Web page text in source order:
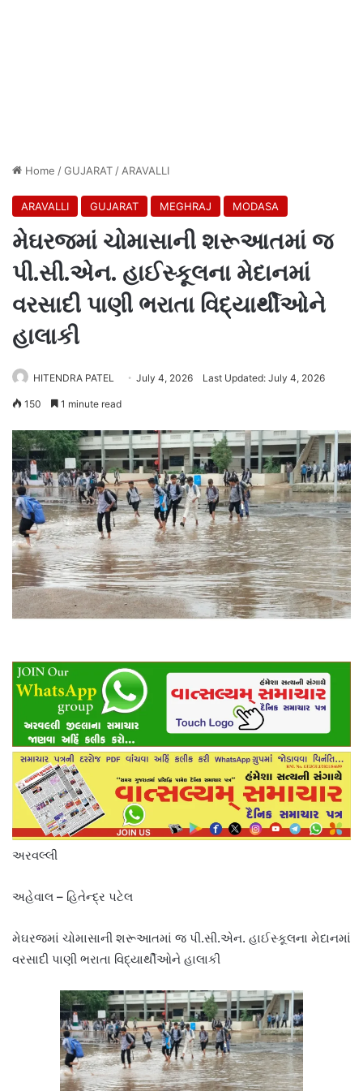
Home /GUJARAT / ARAVALLI
ARAVALLI GUJARAT MEGHRAJ MODASA
મેઘરજમાં ચોમાસાની શરૂઆતમાં જ
પી.સી.એન. હાઈસ્કૂલના મેદાનમાં
વરસાદી પાણી ભરાતા વિદ્યાર્થીઓને
હાલાકી
HITENDRA PATEL July 4, 2026 Last Updated: July 4, 2026
150 1 minute read
અરવલ્લી
અહેવાલ – હિતેન્દ્ર પટેલ
મેઘરજમાં ચોમાસાની શરૂઆતમાં જ પી.સી.એન. હાઈસ્કૂલના મેદાનમાં
વરસાદી પાણી ભરાતા વિદ્યાર્થીઓને હાલાકી